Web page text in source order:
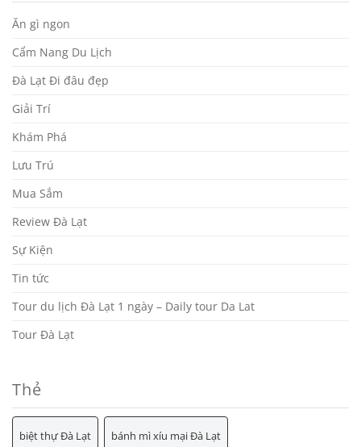
Ăn gì ngon
Cẩm Nang Du Lịch
Đà Lạt Đi đâu đẹp
Giải Trí
Khám Phá
Lưu Trú
Mua Sắm
Review Đà Lạt
Sự Kiện
Tin tức
Tour du lịch Đà Lạt 1 ngày – Daily tour Da Lat
Tour Đà Lạt
Thẻ
biệt thự Đà Lạt bánh mì xíu mại Đà Lạt